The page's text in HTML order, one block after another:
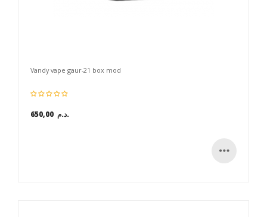
Vandy vape gaur-21 box mod
650,00 د.م.